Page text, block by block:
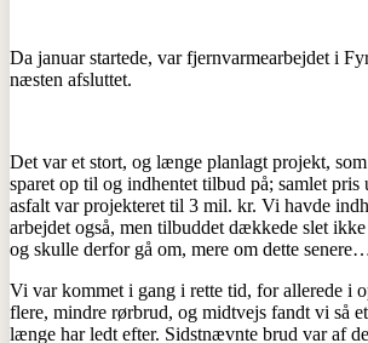
Da januar startede, var fjernvarmearbejdet i
næsten afsluttet.
Det var et stort, og længe planlagt projekt,
sparet op til og indhentet tilbud på; samlet pris
asfalt var projekteret til 3 mil. kr. Vi havde
arbejdet også, men tilbuddet dækkede slet
og skulle derfor gå om, mere om dette
Vi var kommet i gang i rette tid, for allerede i
flere, mindre rørbrud, og midtvejs fandt vi så
længe har ledt efter. Sidstnævnte brud var af